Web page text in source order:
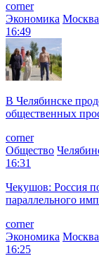
corner
Экономика Москва
16:49
В Челябинске
общественных
corner
Общество
16:31
Чекушов: Россия
параллельного
corner
Экономика Москва
16:25